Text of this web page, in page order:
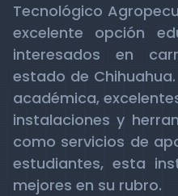
Tecnológico
excelente opción
interesados en
estado de
académica,
instalaciones y
como servicios de
estudiantes, esta
mejores en su rubro.